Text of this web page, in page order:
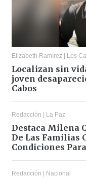
Elizabeth Ramírez | Los
Localizan sin
joven
Cabos
Redacción | La Paz
Destaca Milena
De Las Familias
Condiciones
Redacción | Nacional